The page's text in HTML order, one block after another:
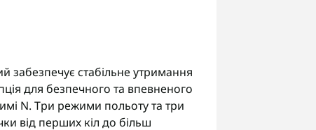
стабільне утримання
для безпечного та впевненого
N. Три режими польоту та три
від перших кіл до більш